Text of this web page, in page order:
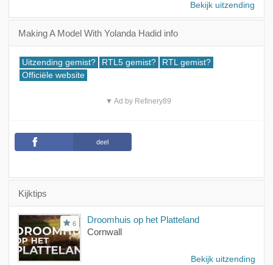
Bekijk uitzending
Making A Model With Yolanda Hadid info
Uitzending gemist? RTL5 gemist?
RTL gemist?
Officiële website
▼ Ad by Refinery89
deel
Kijktips
6
Droomhuis op het Platteland
Cornwall
Bekijk uitzending